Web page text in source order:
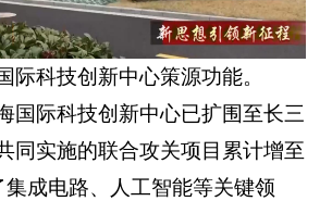
际科技创新中心策源功能。
国际科技创新中心已扩围至长三
同实施的联合攻关项目累计增至
集成电路、人工智能等关键领